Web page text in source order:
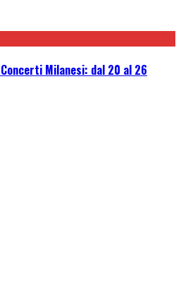
Milanesi: dal 20 al 26